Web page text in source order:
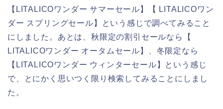
【LITALICOワンダー サマーセール】【 LITALICOワン
ダー スプリングセール】という感じで調べてみること
にしました。あとは、秋限定の割引セールなら【
LITALICOワンダー オータムセール】、冬限定なら
【LITALICOワンダー ウィンターセール】という感じ
で、とにかく思いつく限り検索してみることにしまし
た。